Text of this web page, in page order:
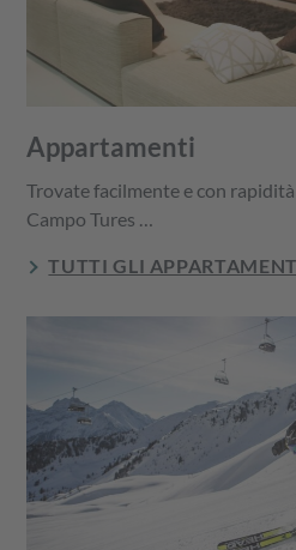
Appartamenti
Trovate facilmente e con
Campo Tures …
TUTTI GLI